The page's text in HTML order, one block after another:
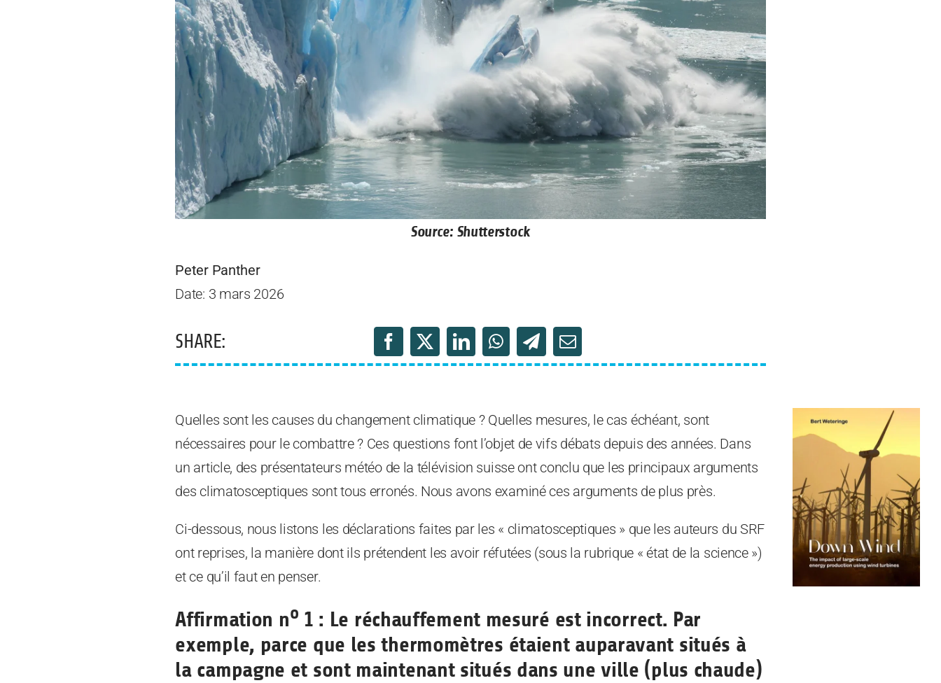
Source: Shutterstock
Peter Panther
Date: 3 mars 2026
SHARE:
Quelles sont les causes du changement climatique ? Quelles mesures, le cas échéant, sont
nécessaires pour le combattre ? Ces questions font l’objet de vifs débats depuis des années. Dans
un article, des présentateurs météo de la télévision suisse ont conclu que les principaux arguments
des climatosceptiques sont tous erronés. Nous avons examiné ces arguments de plus près.
Ci-dessous, nous listons les déclarations faites par les « climatosceptiques » que les auteurs du SRF
ont reprises, la manière dont ils prétendent les avoir réfutées (sous la rubrique « état de la science »)
et ce qu’il faut en penser.
Affirmation no 1 : Le réchauffement mesuré est incorrect. Par
exemple, parce que les thermomètres étaient auparavant situés à
la campagne et sont maintenant situés dans une ville (plus chaude)